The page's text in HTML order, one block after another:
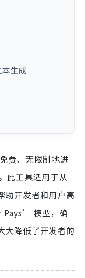
生成
费、无限制地进
此工具适用于从
助开发者和用户高
Pays’ 模型，确
大降低了开发者的